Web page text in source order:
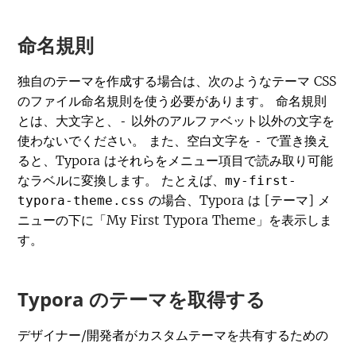
命名規則
独自のテーマを作成する場合は、次のようなテーマ CSS
のファイル命名規則を使う必要があります。 命名規則
とは、大文字と、
- 以外のアルファベット以外の文字を
使わないでください。 また、空白文字を - で置き換え
ると、Typora はそれらをメニュー項目で読み取り可能
なラベルに変換します。 たとえば、my-first-
typora-theme.css の場合、Typora は [テーマ] メ
ニューの下に「My First Typora Theme」を表示しま
す。
Typora のテーマを取得する
デザイナー/開発者がカスタムテーマを共有するための